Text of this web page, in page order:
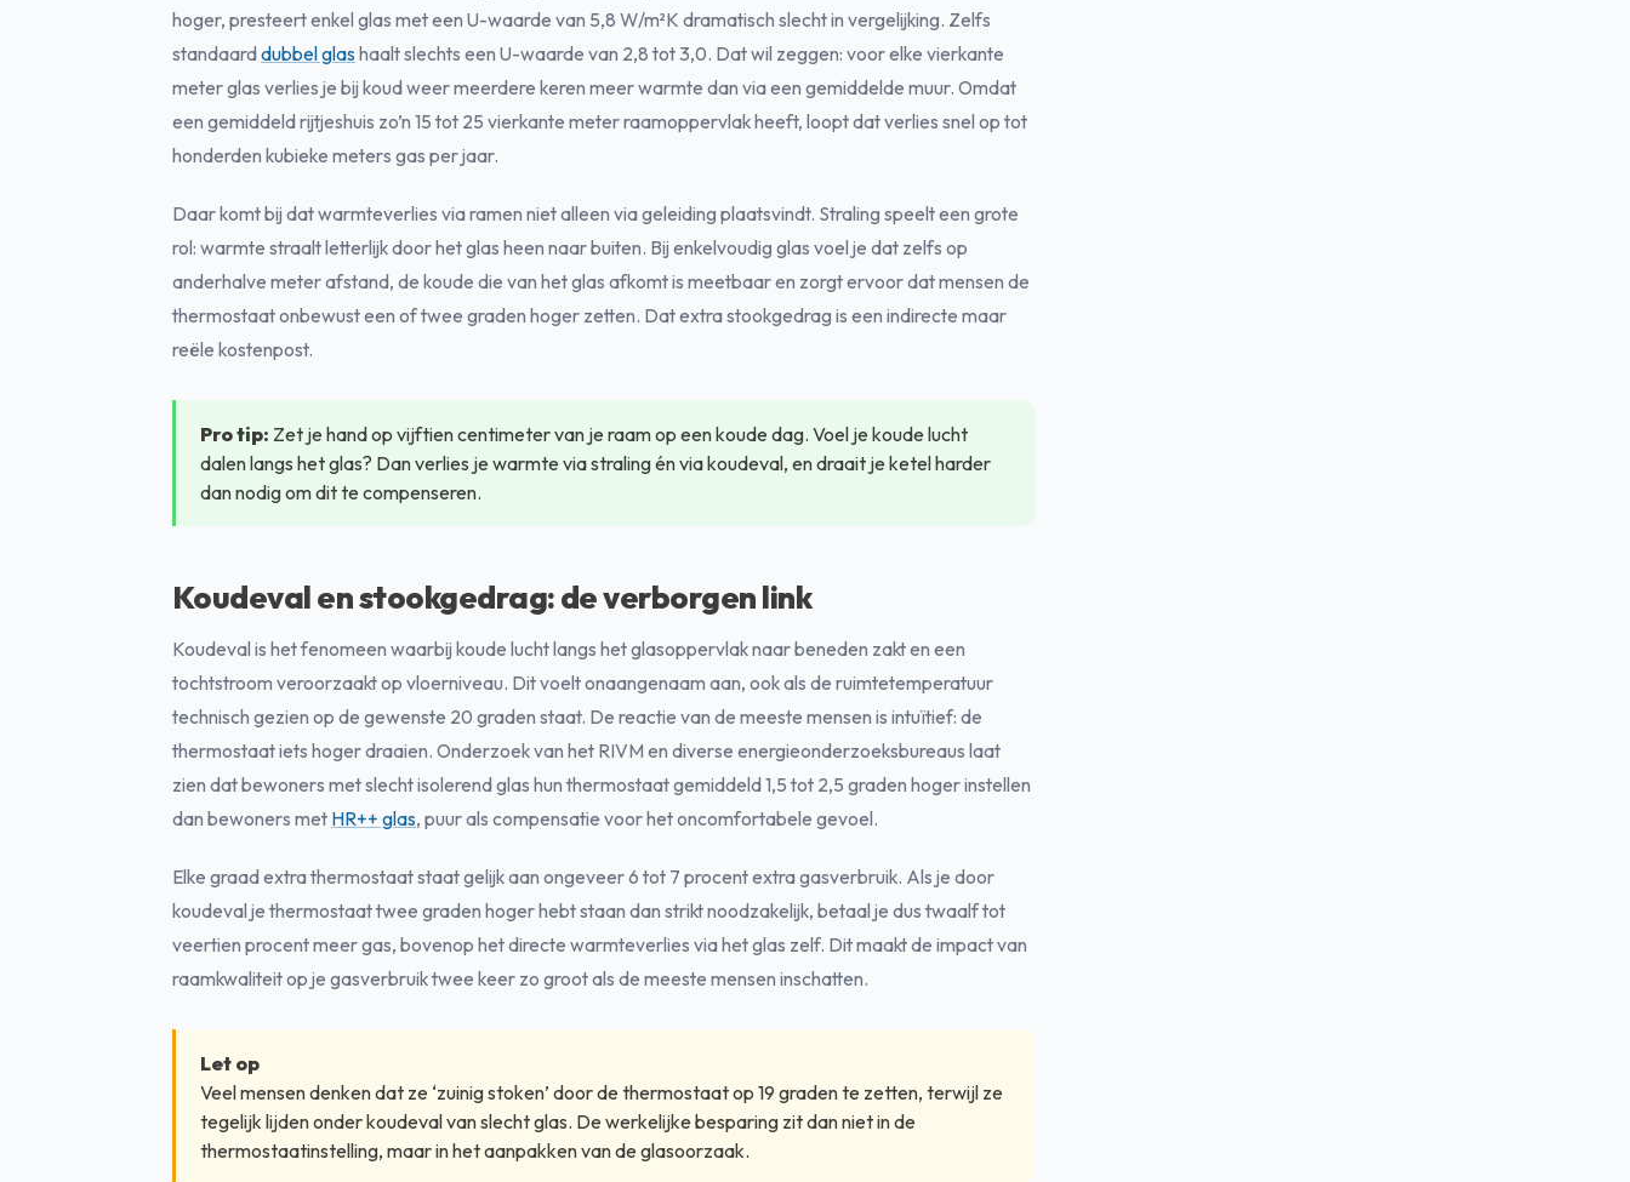
hoger, presteert enkel glas met een U-waarde van 5,8 W/m²K dramatisch slecht in vergelijking. Zelfs
standaarddubbel glas haalt slechts een U-waarde van 2,8 tot 3,0. Dat wil zeggen: voor elke vierkante
meter glas verlies je bij koud weer meerdere keren meer warmte dan via een gemiddelde muur. Omdat
een gemiddeld rijtjeshuis zo’n 15 tot 25 vierkante meter raamoppervlak heeft, loopt dat verlies snel op tot
honderden kubieke meters gas per jaar.
Daar komt bij dat warmteverlies via ramen niet alleen via geleiding plaatsvindt. Straling speelt een grote
rol: warmte straalt letterlijk door het glas heen naar buiten. Bij enkelvoudig glas voel je dat zelfs op
anderhalve meter afstand, de koude die van het glas afkomt is meetbaar en zorgt ervoor dat mensen de
thermostaat onbewust een of twee graden hoger zetten. Dat extra stookgedrag is een indirecte maar
reële kostenpost.
Pro tip: Zet je hand op vijftien centimeter van je raam op een koude dag. Voel je koude lucht
dalen langs het glas? Dan verlies je warmte via straling én via koudeval, en draait je ketel harder
dan nodig om dit te compenseren.
Koudeval en stookgedrag: de verborgen link
Koudeval is het fenomeen waarbij koude lucht langs het glasoppervlak naar beneden zakt en een
tochtstroom veroorzaakt op vloerniveau. Dit voelt onaangenaam aan, ook als de ruimtetemperatuur
technisch gezien op de gewenste 20 graden staat. De reactie van de meeste mensen is intuïtief: de
thermostaat iets hoger draaien. Onderzoek van het RIVM en diverse energieonderzoeksbureaus laat
zien dat bewoners met slecht isolerend glas hun thermostaat gemiddeld 1,5 tot 2,5 graden hoger instellen
dan bewoners met HR++ glas, puur als compensatie voor het oncomfortabele gevoel.
Elke graad extra thermostaat staat gelijk aan ongeveer 6 tot 7 procent extra gasverbruik. Als je door
koudeval je thermostaat twee graden hoger hebt staan dan strikt noodzakelijk, betaal je dus twaalf tot
veertien procent meer gas, bovenop het directe warmteverlies via het glas zelf. Dit maakt de impact van
raamkwaliteit op je gasverbruik twee keer zo groot als de meeste mensen inschatten.
Let op
Veel mensen denken dat ze ‘zuinig stoken’ door de thermostaat op 19 graden te zetten, terwijl ze
tegelijk lijden onder koudeval van slecht glas. De werkelijke besparing zit dan niet in de
thermostaatinstelling, maar in het aanpakken van de glasoorzaak.